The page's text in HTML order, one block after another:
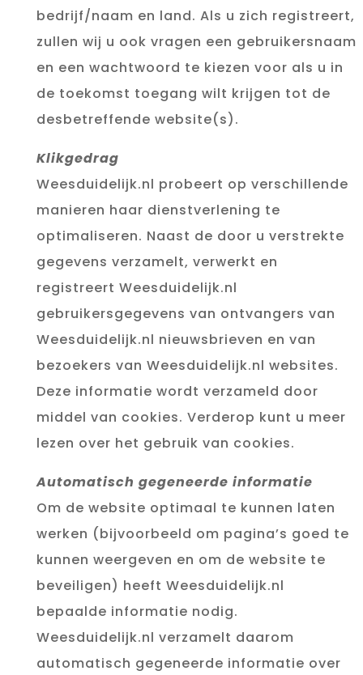
bedrijf/naam en land. Als u zich registreert,
zullen wij u ook vragen een gebruikersnaam
en een wachtwoord te kiezen voor als u in
de toekomst toegang wilt krijgen tot de
desbetreffende website(s).
Klikgedrag
Weesduidelijk.nl probeert op verschillende
manieren haar dienstverlening te
optimaliseren. Naast de door u verstrekte
gegevens verzamelt, verwerkt en
registreert Weesduidelijk.nl
gebruikersgegevens van ontvangers van
Weesduidelijk.nl nieuwsbrieven en van
bezoekers van Weesduidelijk.nl websites.
Deze informatie wordt verzameld door
middel van cookies. Verderop kunt u meer
lezen over het gebruik van cookies.
Automatisch gegeneerde informatie
Om de website optimaal te kunnen laten
werken (bijvoorbeeld om pagina’s goed te
kunnen weergeven en om de website te
beveiligen) heeft Weesduidelijk.nl
bepaalde informatie nodig.
Weesduidelijk.nl verzamelt daarom
automatisch gegeneerde informatie over